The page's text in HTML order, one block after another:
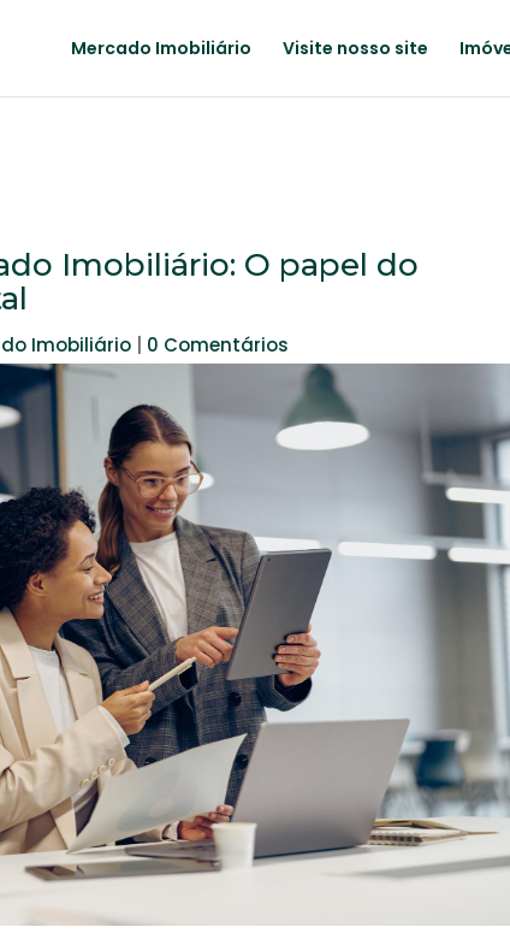
Mercado Imobiliário Visite nosso site
Imobiliário: O papel do
Imobiliário 0 Comentários